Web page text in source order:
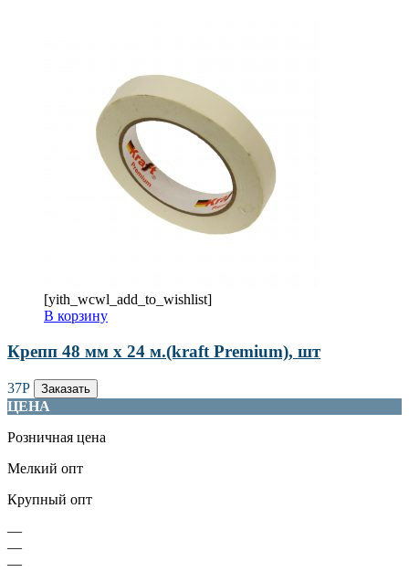
[yith_wcwl_add_to_wishlist]
В корзину
Крепп 48 мм х 24 м.(kraft Premium), шт
37Р Заказать
ЦЕНА
Розничная цена
Мелкий опт
Крупный опт
—
—
—